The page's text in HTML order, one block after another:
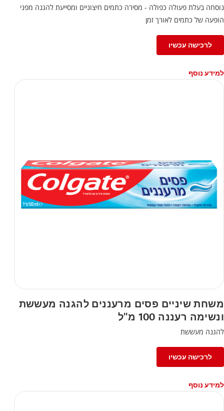
נוסחה בעלת פעולה כפולה - מסירה כתמים חיצוניים ומסייעת להגנה מפני
הופעה של כתמים לאורך זמן
לרכישה עכשיו
למידע נוסף
משחת שיניים פסים מרעננים להגנה מעששת
ונשימה רעננה 100 מ"ל
להגנה מעששת
לרכישה עכשיו
למידע נוסף